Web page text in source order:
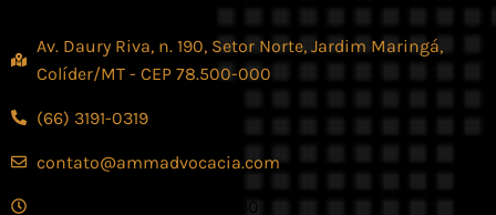
Av. Daury Riva, n. 190, Setor Norte, Jardim Maringá,
Colíder/MT - CEP 78.500-000
(66) 3191-0319
contato@ammadvocacia.com